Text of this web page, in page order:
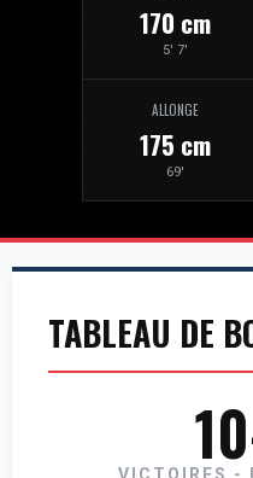
170 cm
5' 7'
ALLONGE
175 cm
69'
TABLEAU DE